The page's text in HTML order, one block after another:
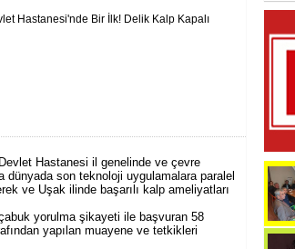
Hastanesi il genelinde ve çevre
dünyada son teknoloji uygulamalara paralel
ve Uşak ilinde başarılı kalp ameliyatları
yorulma şikayeti ile başvuran 58
yapılan muayene ve tetkikleri